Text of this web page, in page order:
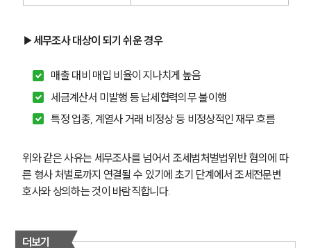
▶세무조사 대상이 되기 쉬운 경우
매출 대비 매입 비율이 지나치게 높음
세금계산서 미발행 등 납세협력의무 불이행
특정 업종, 계열사 거래 비정상 등 비정상적인 재무 흐름
위와 같은 사유는 세무조사를 넘어서 조세범처벌법위반 혐의에 따
른 형사 처벌로까지 연결될 수 있기에 초기 단계에서 조세전문변
호사와 상의하는 것이 바람직합니다.
더보기